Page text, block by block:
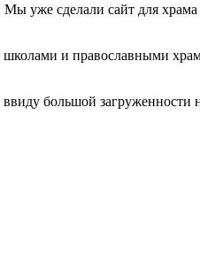
сделали сайт для храма
и православными
ввиду большой